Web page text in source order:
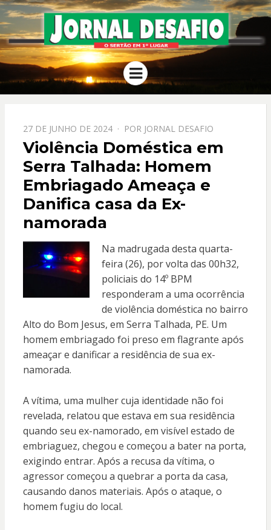
JORNAL
DESAFIO
O Sertão em 1º Lugar
Menu
PPOSTADO
EM
27 DE JUNHO DE 2024 POR JORNAL DESAFIO
Violência Doméstica em
Serra Talhada: Homem
Embriagado Ameaça e
Danifica casa da Ex-
namorada
Na madrugada desta quarta-
feira (26), por volta das 00h32,
policiais do 14º BPM
responderam a uma ocorrência
de violência doméstica no bairro
Alto do Bom Jesus, em Serra Talhada, PE. Um
homem embriagado foi preso em flagrante após
ameaçar e danificar a residência de sua ex-
namorada.
A vítima, uma mulher cuja identidade não foi
revelada, relatou que estava em sua residência
quando seu ex-namorado, em visível estado de
embriaguez, chegou e começou a bater na porta,
exigindo entrar. Após a recusa da vítima, o
agressor começou a quebrar a porta da casa,
causando danos materiais. Após o ataque, o
homem fugiu do local.